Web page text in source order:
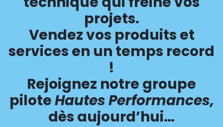
projets.
Vendez vos produits et
services en un temps record
!
Rejoignez notre groupe
piloteHautes Performances,
dès aujourd’hui…